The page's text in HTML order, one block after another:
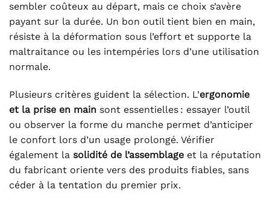
sembler coûteux au départ, mais ce choix s’avère
payant sur la durée. Un bon outil tient bien en main,
résiste à la déformation sous l’effort et supporte la
maltraitance ou les intempéries lors d’une utilisation
normale.
Plusieurs critères guident la sélection. L’ergonomie
et la prise en main sont essentielles : essayer l’outil
ou observer la forme du manche permet d’anticiper
le confort lors d’un usage prolongé. Vérifier
également la solidité de l’assemblage et la réputation
du fabricant oriente vers des produits fiables, sans
céder à la tentation du premier prix.